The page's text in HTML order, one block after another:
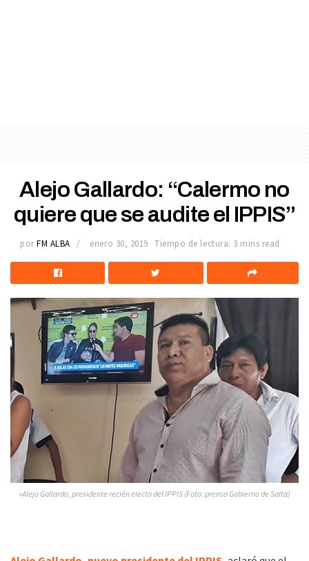
Alejo Gallardo: “Calermo no
quiere que se audite el IPPIS”
por FM ALBA enero 30, 2019 Tiempo de lectura: 3 mins read
»Alejo Gallardo, presidente recién electo del IPPIS (Foto: prensa Gobierno de Salta)